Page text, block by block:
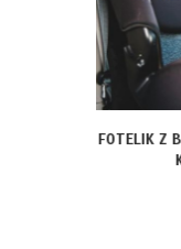
FOTELIK Z